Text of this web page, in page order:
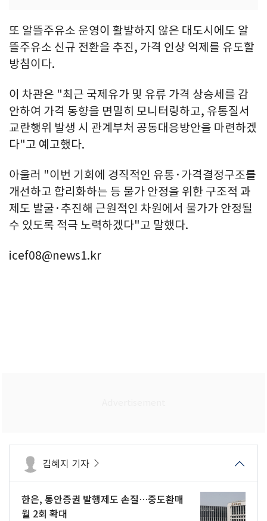
또 알뜰주유소 운영이 활발하지 않은 대도시에도 알
뜰주유소 신규 전환을 추진, 가격 인상 억제를 유도할
방침이다.
이 차관은 "최근 국제유가 및 유류 가격 상승세를 감
안하여 가격 동향을 면밀히 모니터링하고, 유통질서
교란행위 발생 시 관계부처 공동대응방안을 마련하겠
다"고 예고했다.
아울러 "이번 기회에 경직적인 유통·가격결정구조를
개선하고 합리화하는 등 물가 안정을 위한 구조적 과
제도 발굴·추진해 근원적인 차원에서 물가가 안정될
수 있도록 적극 노력하겠다"고 말했다.
icef08@news1.kr
김혜지 기자
한은, 통안증권 발행제도 손질…중도환매
월 2회 확대